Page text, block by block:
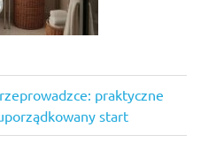
praktyczne
start